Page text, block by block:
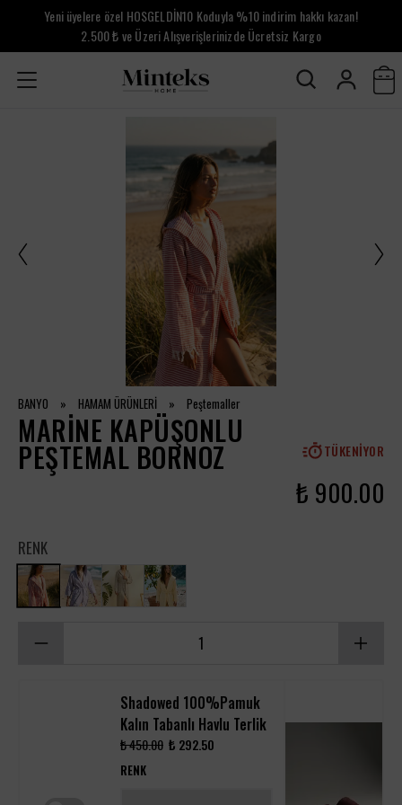
Yeni üyelere özel HOSGELDİN10 Koduyla %10 indirim hakkı kazan!
2.500 ₺ ve Üzeri Alışverişlerinizde Ücretsiz Kargo
BANYO » HAMAM ÜRÜNLERİ » Peştemaller
MARINE KAPÜŞONLU
PEŞTEMAL BORNOZ TÜKENIYOR
₺ 900.00
RENK
Shadowed 100%Pamuk
Kalın Tabanlı Havlu Terlik
₺ 450.00 ₺ 292.50
RENK